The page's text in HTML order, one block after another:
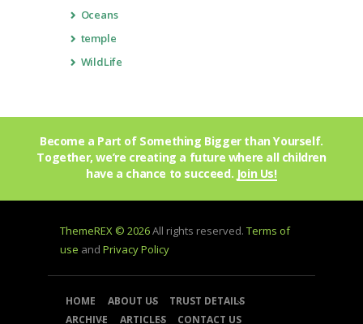
Oceans
temple
WildLife
Become a Part of Something Bigger than Yourself.
Together, we’re creating a future where all children
have a chance to succeed. Join Us!
ThemeREX © 2026All rights reserved. Terms of
use and Privacy Policy
HOME ABOUT US
TRUST DETAILS
ARCHIVE
ARTICLES CONTACT US